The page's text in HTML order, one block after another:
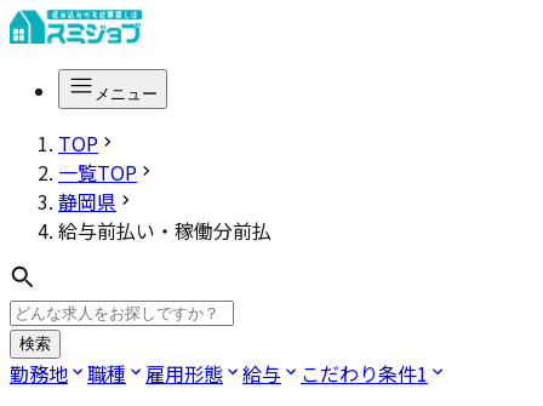
メニュー
TOP
一覧TOP
静岡県
給与前払い・稼働分前払
検索
勤務地 職種 雇用形態 給与 こだわり条件1